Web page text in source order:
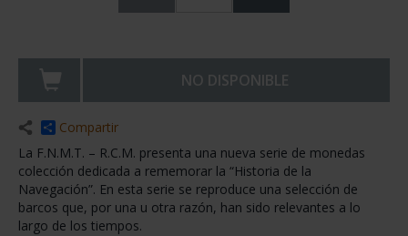
NO DISPONIBLE
Compartir
La F.N.M.T. – R.C.M. presenta una nueva serie de monedas
colección dedicada a rememorar la “Historia de la
Navegación”. En esta serie se reproduce una selección de
barcos que, por una u otra razón, han sido relevantes a lo
largo de los tiempos.